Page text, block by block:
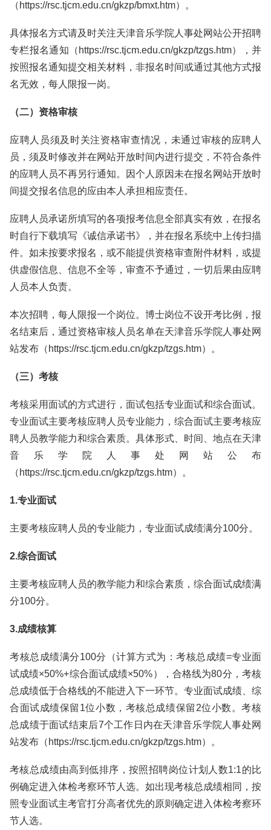
（https://rsc.tjcm.edu.cn/gkzp/bmxt.htm）。
具体报名方式请及时关注天津音乐学院人事处网站公开招聘
专栏报名通知（https://rsc.tjcm.edu.cn/gkzp/tzgs.htm），并
按照报名通知提交相关材料，非报名时间或通过其他方式报
名无效，每人限报一岗。
（二）资格审核
应聘人员须及时关注资格审查情况，未通过审核的应聘人
员，须及时修改并在网站开放时间内进行提交，不符合条件
的应聘人员不再另行通知。因个人原因未在报名网站开放时
间提交报名信息的应由本人承担相应责任。
应聘人员承诺所填写的各项报考信息全部真实有效，在报名
时自行下载填写《诚信承诺书》，并在报名系统中上传扫描
件。如未按要求报名，或不能提供资格审查附件材料，或提
供虚假信息、信息不全等，审查不予通过，一切后果由应聘
人员本人负责。
本次招聘，每人限报一个岗位。博士岗位不设开考比例，报
名结束后，通过资格审核人员名单在天津音乐学院人事处网
站发布（https://rsc.tjcm.edu.cn/gkzp/tzgs.htm）。
（三）考核
考核采用面试的方式进行，面试包括专业面试和综合面试。
专业面试主要考核应聘人员专业能力，综合面试主要考核应
聘人员教学能力和综合素质。具体形式、时间、地点在天津
音乐学院人事处网站公布
（https://rsc.tjcm.edu.cn/gkzp/tzgs.htm）。
1.专业面试
主要考核应聘人员的专业能力，专业面试成绩满分100分。
2.综合面试
主要考核应聘人员的教学能力和综合素质，综合面试成绩满
分100分。
3.成绩核算
考核总成绩满分100分（计算方式为：考核总成绩=专业面
试成绩×50%+综合面试成绩×50%），合格线为80分，考核
总成绩低于合格线的不能进入下一环节。专业面试成绩、综
合面试成绩保留1位小数，考核总成绩保留2位小数。考核
总成绩于面试结束后7个工作日内在天津音乐学院人事处网
站发布（https://rsc.tjcm.edu.cn/gkzp/tzgs.htm）。
考核总成绩由高到低排序，按照招聘岗位计划人数1:1的比
例确定进入体检考察环节人选。如出现考核总成绩相同，按
照专业面试主考官打分高者优先的原则确定进入体检考察环
节人选。